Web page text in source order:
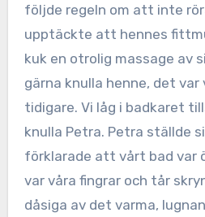
följde regeln om att inte
upptäckte att hennes
kuk en otrolig massage av
gärna knulla henne, det
tidigare. Vi låg i badkaret
knulla Petra. Petra ställde
förklarade att vårt bad var
var våra fingrar och tår
dåsiga av det varma,